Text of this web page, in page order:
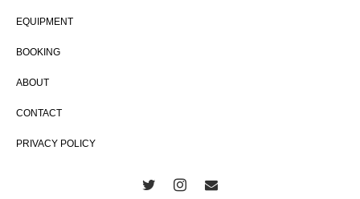
EQUIPMENT
BOOKING
ABOUT
CONTACT
PRIVACY POLICY